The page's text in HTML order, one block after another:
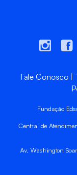
Fale Conosco
Fundação
Central de
Av. Washington